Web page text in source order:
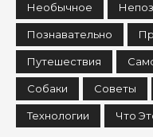
Необычное
Познавательно
Путешествия
Собаки Советы
Технологии Что